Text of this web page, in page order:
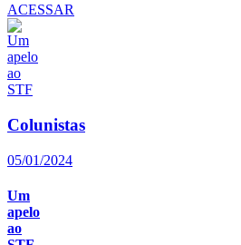
ACESSAR
Colunistas
05/01/2024
Um
apelo
ao